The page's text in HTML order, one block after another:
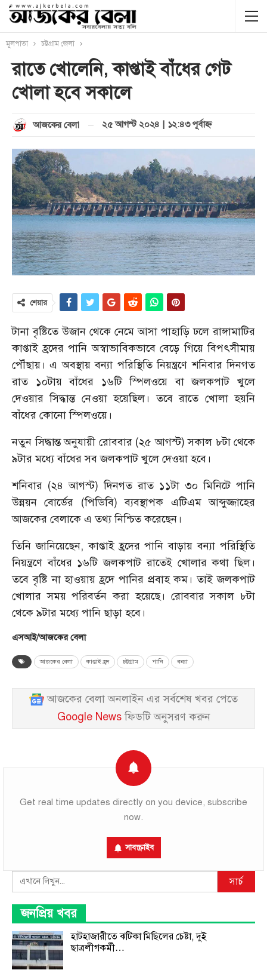
মূলপাতা চট্টগ্রাম জেলা
রাতে খোলেনি, কাপ্তাই বাঁধের গেট
খোলা হবে সকালে
আজকের বেলা ২৫ আগস্ট ২০২৪ | ১২:৪৩ পূর্বাহ্ণ
শেয়ার
টানা বৃষ্টিতে উজান থেকে নেমে আসা পাহাড়ি ঢলে রাঙ্গামাটির
কাপ্তাই হ্রদের পানি অস্বাভাবিকভাবে বেড়ে গিয়ে বিপৎসীমায়
পৌঁছায়। এ অবস্থায় বন্যা পরিস্থিতি নিয়ন্ত্রণে শনিবার দিনগত
রাত ১০টায় বাঁধের ১৬টি স্পিলওয়ে বা জলকপাট খুলে
দেওয়ার সিদ্ধান্ত নেওয়া হয়েছিল। তবে রাতে খোলা হয়নি
বাঁধের কোনো স্পিলওয়ে।
নতুন সিদ্ধান্ত অনুযায়ী রোববার (২৫ আগস্ট) সকাল ৮টা থেকে
৯টার মধ্যে বাঁধের সব জলকপাট খুলে দেওয়া হবে।
শনিবার (২৪ আগস্ট) দিনগত রাত ১১টা ৩০ মিনিটে পানি
উন্নয়ন বোর্ডের (পিডিবি) ব্যবস্থাপক এটিএম আব্দুজ্জাহের
আজকের বেলাকে এ তথ্য নিশ্চিত করেছেন।
তিনি জানিয়েছেন, কাপ্তাই হ্রদের পানি বাড়ায় বন্যা পরিস্থিতি
নিয়ন্ত্রণে বাঁধের ১৬টি জলকপাট রাতেই খোলার কথা ছিল।
তবে বৃষ্টি না হাওয়ায় হ্রদে পানির প্রবাহ কম। তাই জলকপাট
খোলার সময় পরিবর্তন করা হয়েছে। রোববার সকাল ৮টা
থেকে ৯টার মধ্যে পানি ছাড়া হবে।
এসআই/আজকের বেলা
আজকের বেলা কাপ্তাই হ্রদ চট্টগ্রাম পানি বন্যা
আজকের বেলা অনলাইন এর সর্বশেষ খবর পেতে
Google Newsফিডটি অনুসরণ করুন
Get real time updates directly on you device, subscribe
now.
সাবস্ক্রাইব
Search সার্চ
জনপ্রিয় খবর
হাটহাজারীতে ঝটিকা মিছিলের চেষ্টা, দুই
ছাত্রলীগকর্মী…